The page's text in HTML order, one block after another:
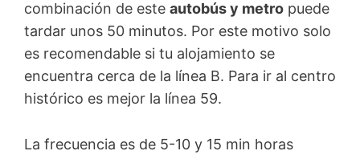
combinación de este autobús y metro puede
tardar unos 50 minutos. Por este motivo solo
es recomendable si tu alojamiento se
encuentra cerca de la línea B. Para ir al centro
histórico es mejor la línea 59.
La frecuencia es de 5-10 y 15 min horas